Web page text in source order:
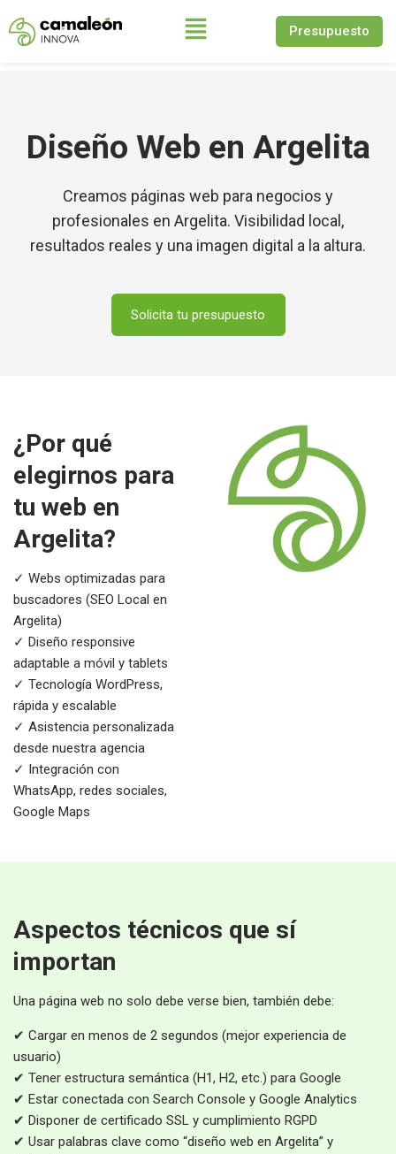
Saltar
Presupuesto
Diseño Web en Argelita
Creamos páginas web para negocios y
profesionales en Argelita. Visibilidad local,
resultados reales y una imagen digital a la altura.
Solicita tu presupuesto
¿Por qué
elegirnos para
tu web en
Argelita?
✓ Webs optimizadas para
buscadores (SEO Local en
Argelita)
✓ Diseño responsive
adaptable a móvil y tablets
✓ Tecnología WordPress,
rápida y escalable
✓ Asistencia personalizada
desde nuestra agencia
✓ Integración con
WhatsApp, redes sociales,
Google Maps
Aspectos técnicos que sí
importan
Una página web no solo debe verse bien, también debe:
✔ Cargar en menos de 2 segundos (mejor experiencia de
usuario)
✔ Tener estructura semántica (H1, H2, etc.) para Google
✔ Estar conectada con Search Console y Google Analytics
✔ Disponer de certificado SSL y cumplimiento RGPD
✔ Usar palabras clave como “diseño web en Argelita” y